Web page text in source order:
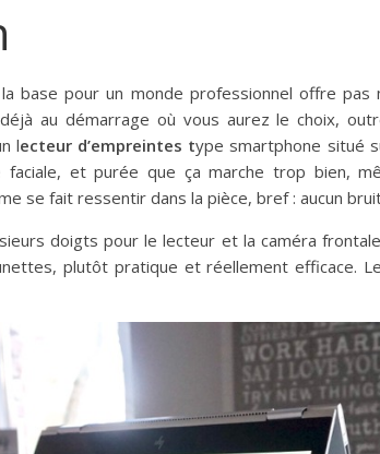
base pour un monde professionnel offre pas
au démarrage où vous aurez le choix,
lecteur d’empreintes type smartphone situé
faciale, et purée que ça marche trop bien,
se fait ressentir dans la pièce, bref : aucun
doigts pour le lecteur et la caméra
plutôt pratique et réellement efficace.